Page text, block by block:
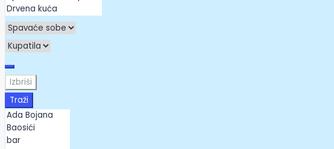
Izbriši
Traži